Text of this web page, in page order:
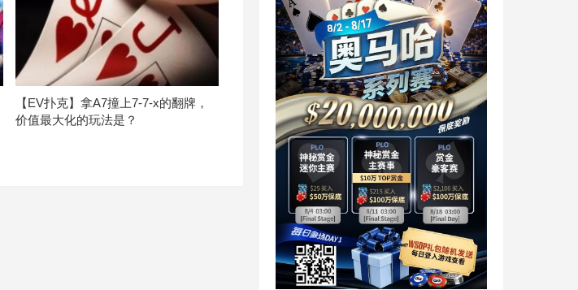
【EV扑克】拿A7撞上7-7-x的翻牌，
价值最大化的玩法是？